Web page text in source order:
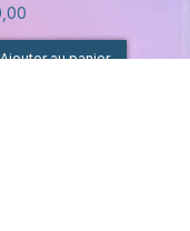
Ajouter au panier